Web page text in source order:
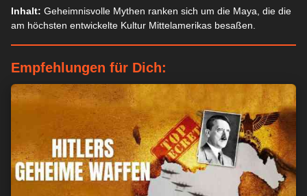
Inhalt: Geheimnisvolle Mythen ranken sich um die Maya, die die
am höchsten entwickelte Kultur Mittelamerikas besaßen.
Empfehlungen für Dich: